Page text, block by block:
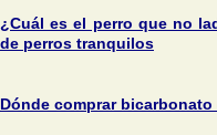
¿Cuál es el perro que no
de perros tranquilos
Dónde comprar